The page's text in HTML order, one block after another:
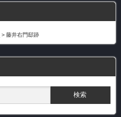
> 藤井右門邸跡